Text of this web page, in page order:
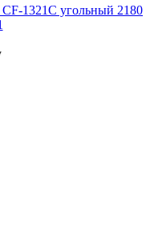
СF-1321С угольный 2180